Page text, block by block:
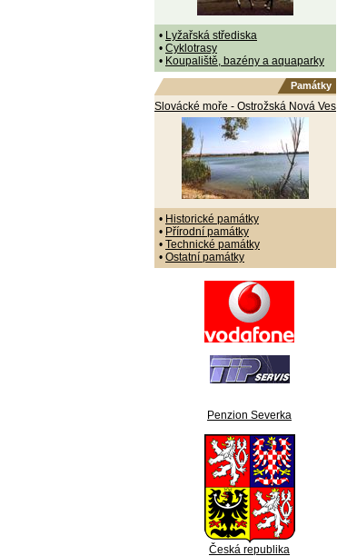
• Lyžařská střediska
• Cyklotrasy
• Koupaliště, bazény a aquaparky
Památky
Slovácké moře - Ostrožská Nová Ves
• Historické památky
• Přírodní památky
• Technické památky
• Ostatní památky
Penzion Severka
Česká republika